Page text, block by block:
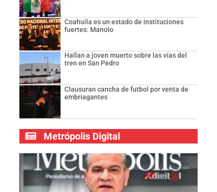
Coahuila es un estado de instituciones
fuertes: Manolo
Hallan a joven muerto sobre las vías del
tren en San Pedro
Clausuran cancha de futbol por venta de
embriagantes
Metrópolis Digital